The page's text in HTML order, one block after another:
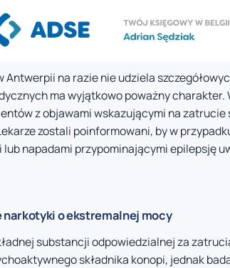
Antwerpii na razie nie udziela
ma wyjątkowo poważny
z objawami wskazującymi na
zostali poinformowani, by w
napadami przypominającymi epilepsję
o ekstremalnej mocy
substancji odpowiedzialnej za
składnika konopi, jednak